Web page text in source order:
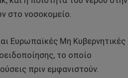
στο νοσοκομείο.
Ευρωπαϊκές Μη Κυβερνητικές
το οποίο
πριν εμφανιστούν.